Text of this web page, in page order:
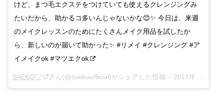
けど、まつ毛エクステをつけていても使えるクレンジングみ
たいだから、助かるコ多いんじゃないかな😊✨ 今日は、来週
のメイクレッスンのためにたくさんメイク用品を試したか
ら、新しいのが届いて助かった✨ #リメイ #クレンジング #ア
イメイクok #マツエクok
SAEKO♡ さん(@saekoofficial)がシェアした投稿 – 2017年 7月月15日午前2時50分PDT